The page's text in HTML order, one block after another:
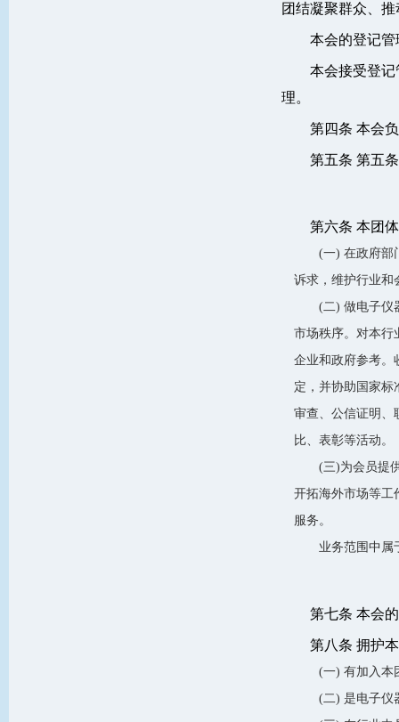
团结凝聚群众、
本会的登记
本会接受登
理。
第四条 本会
第五条 第五
第六条 本团
(一) 在政府部
诉求，维护行业和
(二) 做电子仪
市场秩序。对本行
企业和政府参考。
定，并协助国家标
审查、公信证明、
比、表彰等活动。
(三)为会员提
开拓海外市场等工
服务。
业务范围中属
第七条 本会
第八条 拥护
(一) 有加入本
(二) 是电子仪